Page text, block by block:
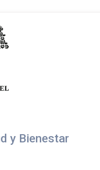
y Bienestar